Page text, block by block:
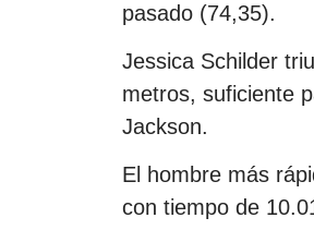
pasado (74,35).
Jessica Schilder
metros, suficiente
Jackson.
El hombre más
con tiempo de